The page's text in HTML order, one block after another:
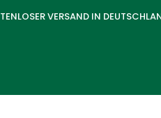
VERSAND IN